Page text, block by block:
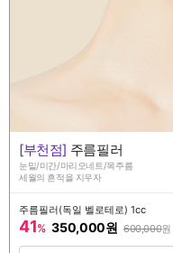
[부천점] 주름필러
눈밑/미간/마리오네트/목주름
세월의 흔적을 지우자
주름필러(독일 벨로테로) 1cc
41% 350,000원 600,000원